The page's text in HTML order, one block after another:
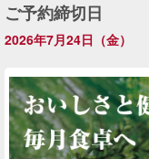
ご予約締切日
2026年7月24日（金）